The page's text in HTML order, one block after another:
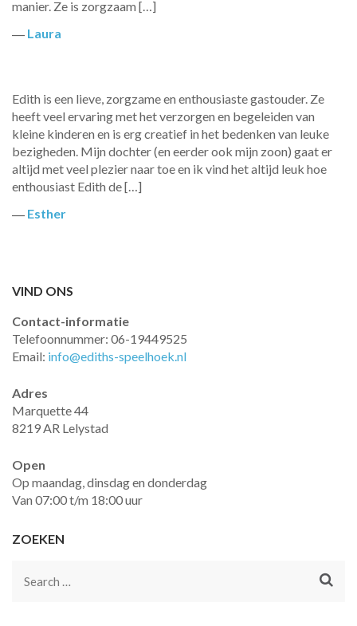
manier. Ze is zorgzaam […]
― Laura
Edith is een lieve, zorgzame en enthousiaste gastouder. Ze
heeft veel ervaring met het verzorgen en begeleiden van
kleine kinderen en is erg creatief in het bedenken van leuke
bezigheden. Mijn dochter (en eerder ook mijn zoon) gaat er
altijd met veel plezier naar toe en ik vind het altijd leuk hoe
enthousiast Edith de […]
― Esther
VIND ONS
Contact-informatie
Telefoonnummer: 06-19449525
Email: info@ediths-speelhoek.nl
Adres
Marquette 44
8219 AR Lelystad
Open
Op maandag, dinsdag en donderdag
Van 07:00 t/m 18:00 uur
ZOEKEN
Search